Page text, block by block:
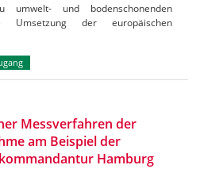
umwelt- und bodenschonenden
Umsetzung der europäischen
Messverfahren der
am Beispiel der
Hamburg